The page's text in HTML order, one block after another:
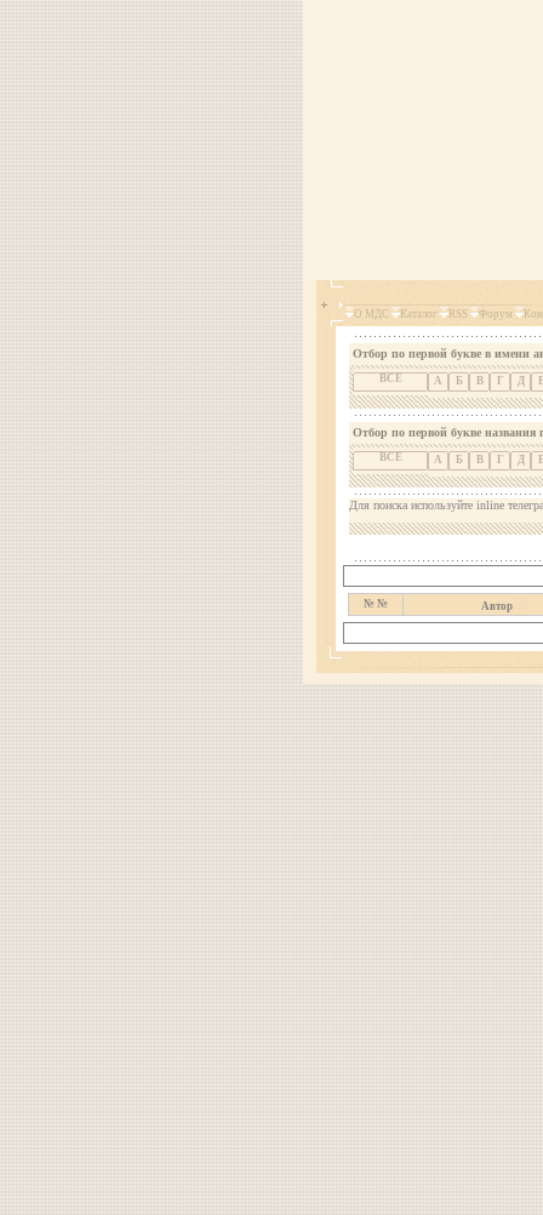
О МДС Каталог RSS Форум
Отбор по первой букве в имени
ВСЕ А Б В Г Д
Отбор по первой букве названия
ВСЕ А Б В Г Д
Для поиска используйте inline
№ № Автор